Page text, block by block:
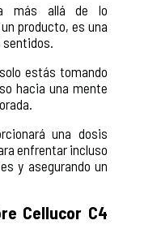
más allá de lo
producto, es una
estás tomando
hacia una mente
una dosis
enfrentar incluso
y asegurando un
Cellucor C4